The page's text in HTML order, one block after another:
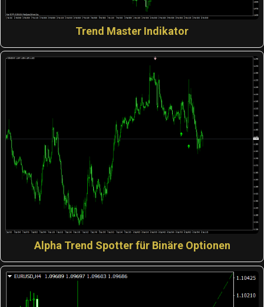
Trend Master Indikator
Alpha Trend Spotter für Binäre Optionen